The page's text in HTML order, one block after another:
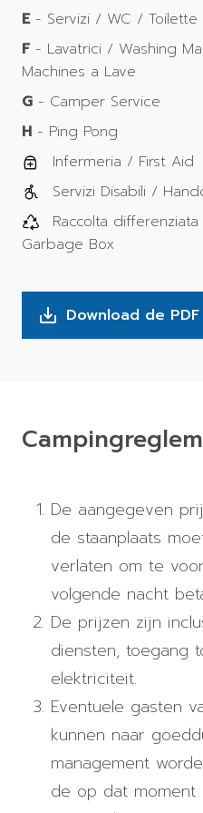
E- Servizi / WC / Toilette
F- Lavatrici / Washing
Machines a Lave
G - Camper Service
H - Ping Pong
Infermeria / First Aid
Servizi Disabili /
Raccolta
Garbage Box
save_alt Download de PDF
De aangegeven
de staanplaats
verlaten om te
volgende nacht
De prijzen zijn
diensten, toegang
elektriciteit.
Eventuele gasten
kunnen naar
management
de op dat moment